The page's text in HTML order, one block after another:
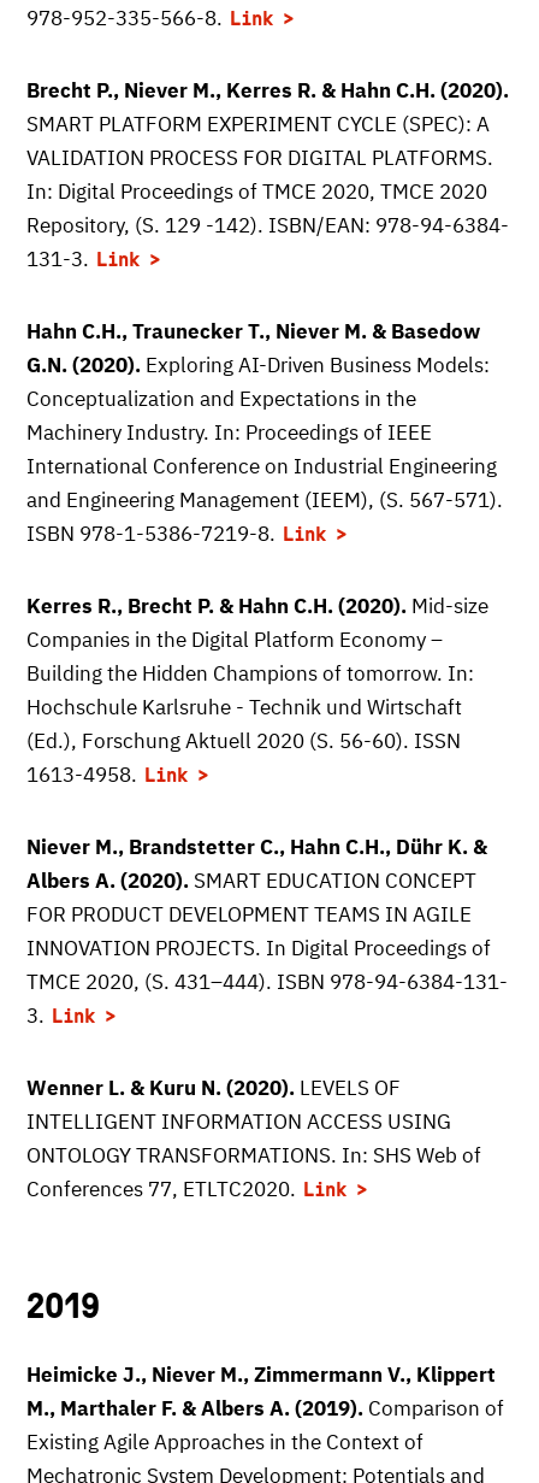
978-952-335-566-8. Link
Brecht P., Niever M., Kerres R. & Hahn C.H. (2020).
SMART PLATFORM EXPERIMENT CYCLE (SPEC): A
VALIDATION PROCESS FOR DIGITAL PLATFORMS.
In: Digital Proceedings of TMCE 2020, TMCE 2020
Repository, (S. 129 -142). ISBN/EAN: 978-94-6384-
131-3. Link
Hahn C.H., Traunecker T., Niever M. & Basedow
G.N. (2020). Exploring AI-Driven Business Models:
Conceptualization and Expectations in the
Machinery Industry. In: Proceedings of IEEE
International Conference on Industrial Engineering
and Engineering Management (IEEM), (S. 567-571).
ISBN 978-1-5386-7219-8. Link
Kerres R., Brecht P. & Hahn C.H. (2020). Mid-size
Companies in the Digital Platform Economy –
Building the Hidden Champions of tomorrow. In:
Hochschule Karlsruhe - Technik und Wirtschaft
(Ed.), Forschung Aktuell 2020 (S. 56-60). ISSN
1613-4958. Link
Niever M., Brandstetter C., Hahn C.H., Dühr K. &
Albers A. (2020). SMART EDUCATION CONCEPT
FOR PRODUCT DEVELOPMENT TEAMS IN AGILE
INNOVATION PROJECTS. In Digital Proceedings of
TMCE 2020, (S. 431–444). ISBN 978-94-6384-131-
3. Link
Wenner L. & Kuru N. (2020). LEVELS OF
INTELLIGENT INFORMATION ACCESS USING
ONTOLOGY TRANSFORMATIONS. In: SHS Web of
Conferences 77, ETLTC2020. Link
2019
Heimicke J., Niever M., Zimmermann V., Klippert
M., Marthaler F. & Albers A. (2019). Comparison of
Existing Agile Approaches in the Context of
Mechatronic System Development: Potentials and